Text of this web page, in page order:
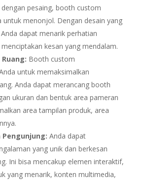
dengan pesaing, booth custom
untuk menonjol. Dengan desain yang
dapat menarik perhatian
kesan yang mendalam.
Booth custom
untuk memaksimalkan
Anda dapat merancang booth
ukuran dan bentuk area pameran
area tampilan produk, area
Pengunjung: Anda dapat
yang unik dan berkesan
Ini bisa mencakup elemen interaktif,
yang menarik, konten multimedia,